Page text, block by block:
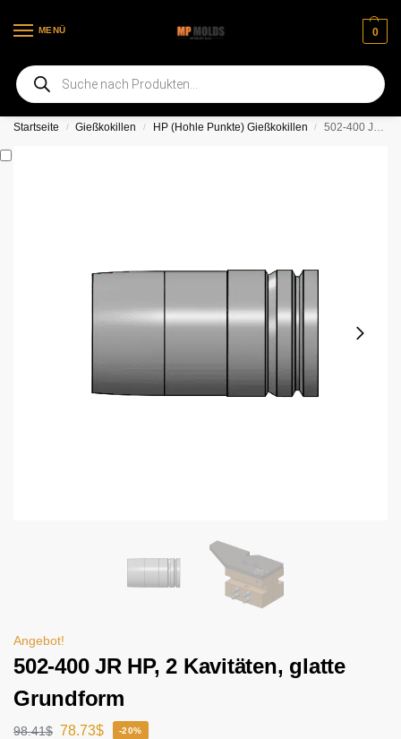
MENÜ 0
Willkommen auf unserer neuen Webseite
Startseite / Gießkokillen / HP (Hohle Punkte) Gießkokillen / 502-400 JR HP, 2 Kavitäten, glatte Grundform
Angebot!
502-400 JR HP, 2 Kavitäten, glatte
Grundform
98.41$ 78.73$ -20%